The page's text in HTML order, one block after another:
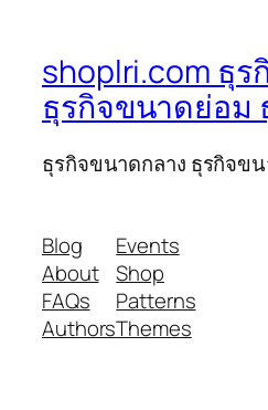
shoplri.com ธุร
ธุรกิจขนาดย่อม
ธุรกิจขนาดกลาง ธุรกิจข
Blog
About
FAQs
Authors
Events
Shop
Patterns
Themes